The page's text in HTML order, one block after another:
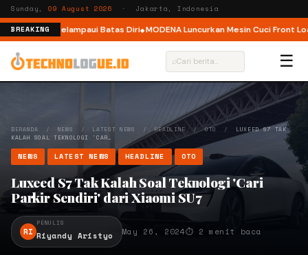
Sunday, 09 August 2026 · Jakarta, Indonesia
BREAKING
Pelari Melampaui Batas Diri MODENA Luncurkan Mesin Cuci Front Load
⌕ ☰
BERANDA / NEWS / LATEST NEWS /HEADLINE /OTO / LUXEED S7 TAK
KALAH SOAL TEKNOLOGI 'CAR…
NEWS LATEST NEWS HEADLINE OTO
Luxeed S7 Tak Kalah Soal Teknologi 'Cari
Parkir Sendiri' dari Xiaomi SU7
RI
PENULIS
Riyandy Aristyo May 26, 2024⏱ 2 menit baca